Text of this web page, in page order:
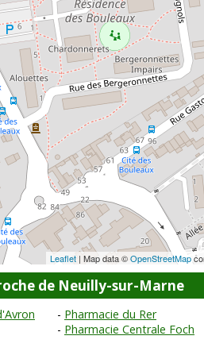
Leaflet | Map data ©OpenStreetMap
de Neuilly-sur-Marne
Pharmacie du Rer
Pharmacie Centrale Foch